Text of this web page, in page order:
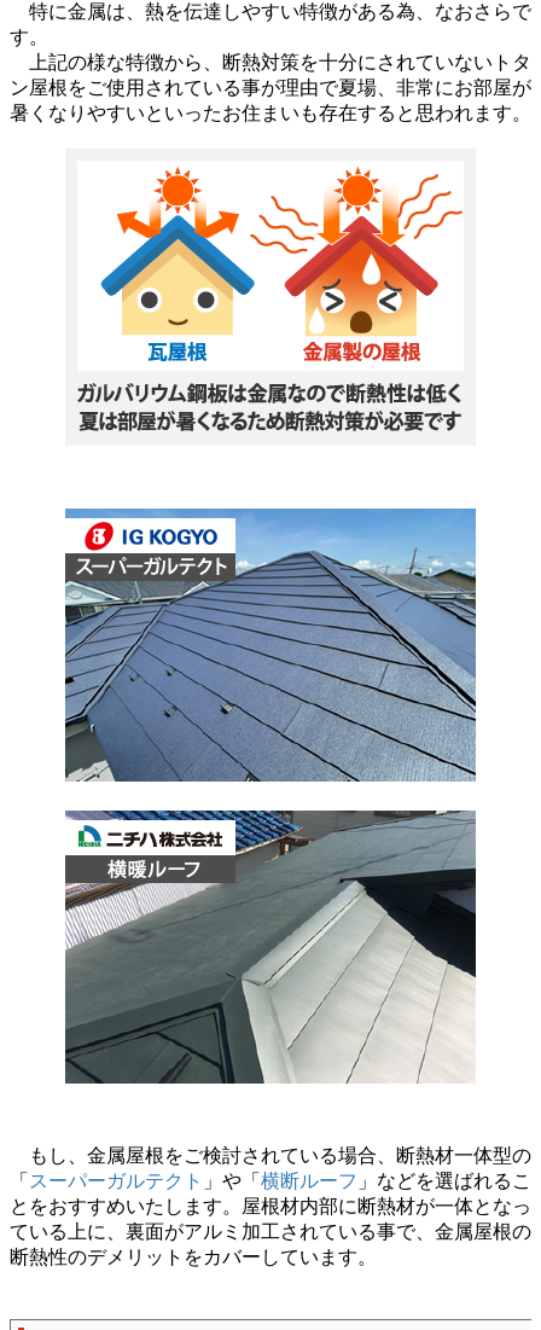
特に金属は、熱を伝達しやすい特徴がある為、なおさらで
す。
上記の様な特徴から、断熱対策を十分にされていないトタ
ン屋根をご使用されている事が理由で夏場、非常にお部屋が
暑くなりやすいといったお住まいも存在すると思われます。
もし、金属屋根をご検討されている場合、断熱材一体型の
「 スーパーガルテクト 」や「 横断ルーフ 」などを選ばれるこ
とをおすすめいたします。屋根材内部に断熱材が一体となっ
ている上に、裏面がアルミ加工されている事で、金属屋根の
断熱性のデメリットをカバーしています。